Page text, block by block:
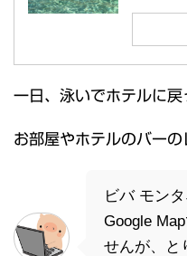
一日、泳いでホテルに戻
お部屋やホテルのバーの
ビバ モン
Google
せんが、と